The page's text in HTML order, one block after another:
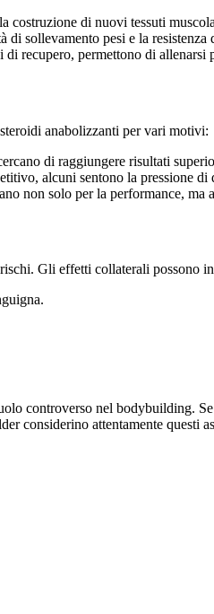
costruzione di nuovi tessuti
di sollevamento pesi e la resistenza
di recupero, permettono di allenarsi
anabolizzanti per vari motivi:
di raggiungere risultati
alcuni sentono la pressione
non solo per la performance, ma
Gli effetti collaterali possono
controverso nel bodybuilding.
considerino attentamente questi